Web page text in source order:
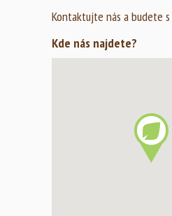
Kontaktujte nás a budete
Kde nás najdete?